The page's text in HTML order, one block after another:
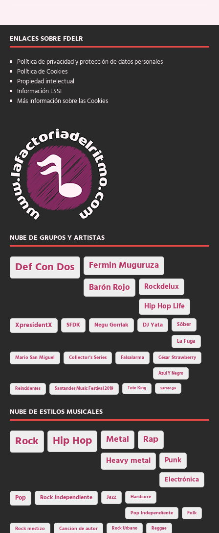
ENLACES SOBRE FDELR
Política de privacidad y protección de datos personales
Política de Cookies
Propiedad intelectual
Información LSSI
Más información sobre las Cookies
NUBE DE GRUPOS Y ARTISTAS
Def Con Dos Fermin Muguruza
Barón Rojo Rockdelux
Hip Hop Life
XpresidentX SFDK Negu Gorriak DJ Yata
Sôber
La Fuga
Mario San Miguel
Collector's Series Falsalarma César Strawberry
Azul Y Negro
Reincidentes Santander Music Festival 2019 Tote King Saratoga
NUBE DE ESTILOS MUSICALES
Rock Hip Hop Metal Rap
Heavy metal Punk
Electrónica
Pop Rock independiente Jazz Hardcore
Pop Independiente Folk
Rock mestizo Canción de autor Rock Urbano Reggae